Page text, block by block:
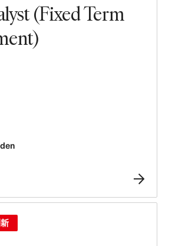
(Fixed Term